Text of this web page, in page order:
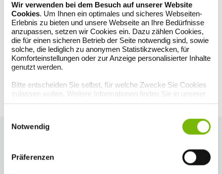
Wir verwenden bei dem Besuch auf unserer Website
Cookies. Um Ihnen ein optimales und sicheres Webseiten-
Erlebnis zu bieten und unsere Webseite an Ihre Bedürfnisse
anzupassen, setzen wir Cookies ein. Dazu zählen Cookies,
die für einen sicheren Betrieb der Seite notwendig sind, sowie
solche, die lediglich zu anonymen Statistikzwecken, für
Komforteinstellungen oder zur Anzeige personalisierter Inhalte
genutzt werden.
Bitte entscheiden Sie selbst, für welche Zwecke Sie Cookies
zulassen wollen. Weitere Informationen finden Sie in unserer
Datenschutzerklärung.
Notwendig
Präferenzen
Unter der Telefonnummer 0800 0 255 255 beraten wir Sie
umfassend und diskret zur Kostenübernahme. Gerne können Sie
uns auch schnell eine Nachricht über dieBKK GS-Appschicken oder
unserenRückrufservicenutzen.
Sie haben eine Frage - wir sind für Sie
da.
Am kostenlosen Servicetelefon
0800 0 255 255 und schnell über die BKK GS-App.